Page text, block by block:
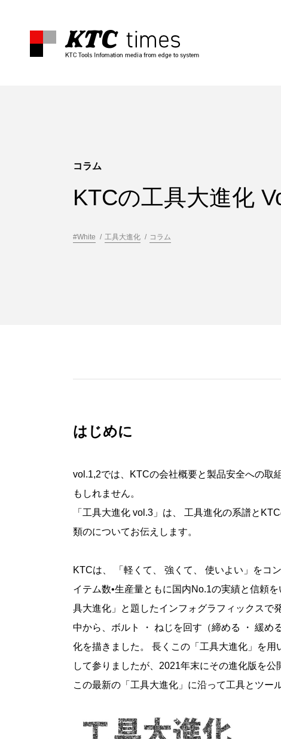
コラム
KTCの工具大進化
#White 工具大進化 コラム
はじめに
vol.1,2では、KTCの会社概要と製品安全への取
もしれません。
「工具大進化 vol.3」は、 工具進化の系譜と KTC
類のについてお伝えします。
KTCは、 「軽くて、 強くて、 使いよい」をコン
イテム数•生産量ともに国内No.1の実績と信頼を
具大進化」と題したインフォグラフィックスで
中から、ボルト ・ ねじを回す（締める ・ 緩め
化を描きました。 長くこの「工具大進化」を用
して参りましたが、 2021年末にその進化版を公
この最新の「工具大進化」に沿って工具とツー